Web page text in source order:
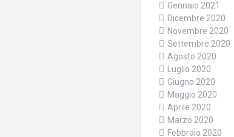
Gennaio 2021
Dicembre 2020
Novembre 2020
Settembre 2020
Agosto 2020
Luglio 2020
Giugno 2020
Maggio 2020
Aprile 2020
Marzo 2020
Febbraio 2020